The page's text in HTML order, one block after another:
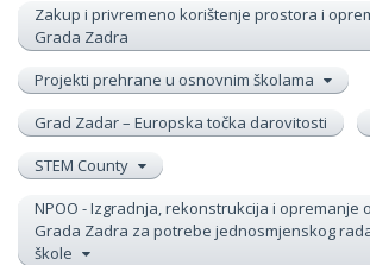
Zakup i privremeno korištenje prostora i
Grada Zadra
Projekti prehrane u osnovnim školama
Grad Zadar – Europska točka darovitosti
STEM County
NPOO - Izgradnja, rekonstrukcija i opremanje
Grada Zadra za potrebe jednosmjenskog
škole